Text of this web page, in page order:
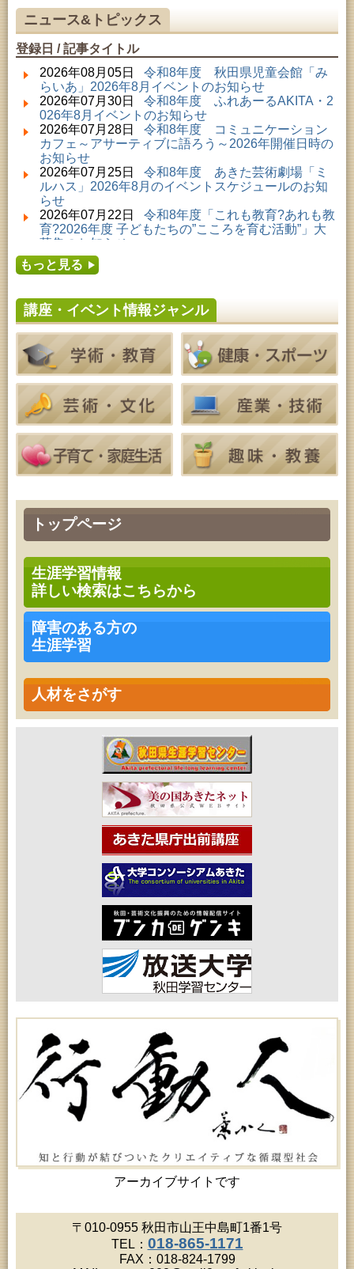
トップページ
生涯学習情報
詳しい検索はこちらから
障害のある方の
生涯学習
人材をさがす
アーカイブサイトです
音と会話を楽しむ朝の図書館
2026年08月01日 ～ 2026年08月23日 (秋田市)
乳幼児・青少年教育「図書館クイズラリー」
2026年08月01日 ～ 2026年09月23日 (秋田市)
おかえりなさい！佐竹本三十六歌仙絵とゆかりの名
品
2026年08月01日 ～ 2026年08月23日 (大館市)
清澄コレクション未公開絵画展
2026年08月01日 ～ 2026年09月23日 (秋田市)
佐竹氏の名宝、雄大なる歴史を想う～武と雅～
2026年08月01日 ～ 2026年08月30日 (秋田市)
乳幼児・青少年教育「夏休み資料展示」
2026年08月01日 ～ 2026年08月25日 (秋田市)
工房雑がみランド2026
2026年08月01日 ～ 2026年08月23日 (秋田市)
子どもの読書活動推進事業「夏休みは図書館へ行こ
う－みんなの読みたい！知りたい！学びたい！をお
2026年08月01日 ～ 2026年08月30日 (秋田市)
成人教育「研修室開放」
特別展「超写実 ホキ美術館名品展」
2026年08月07日 (秋田市)
青少年教育「点字体験教室」
2026年08月07日 (秋田市)
高齢者教育「南星大学」
2026年08月07日 (秋田市)
乳幼児・青少年教育「夏休み子ども講座『マーブル
アートでツリー＆ネックレスを作ってみよう』」
2026年08月08日 (秋田市)
乳幼児・青少年教育「朝のこどもとしょかんタイ
ム」
2026年08月08日 (秋田市)
乳幼児教育「おはなしの会」
乳幼児教育・青少年教育「おりがみの会」
2026年08月08日 (秋田市)
乳幼児教育「フォンテ文庫のおはなし会」
青少年・家庭・成人教育「不思議アートのぞき箱ワ
ークショップ」
2026年08月09日 (秋田市)
青少年・家庭・成人教育「不思議アートのぞき箱ワ
ークショップ」
2026年08月11日 (秋田市)
令和8年度 椎名雄一郎オルガンレクチャーコンサー
ト
2026年08月14日 (秋田市)
成人教育「古文書解読講座」
2026年08月15日 (秋田市)
乳幼児教育「作ってあそぼう工作会『レインボース
ティック』を作ろう！」
2026年08月15日 (秋田市)
乳幼児教育「パンダのえほん修理屋さん」
2026年08月15日 (秋田市)
乳幼児教育・青少年教育「おはなしの会」
2026年08月17日 (秋田市)
家庭教育「わくわく家族講座」
2026年08月17日 (秋田市)
女性教育「ミセスセミナー大住」
2026年08月17日 (秋田市)
高齢者教育「茨島七丁目地区高齢者学級」
2026年08月18日 (秋田市)
高齢者教育「秋田おもと高齢者大学」
2026年08月18日 (秋田市)
女性教育「保戸野女性学級」
2026年08月18日 (秋田市)
高齢者教育「泉地区高齢者学級」
2026年08月18日 (秋田市)
乳幼児・青少年教育「おはなしの会」
2026年08月18日 (秋田市)
乳幼児教育「ペンギン幼児学級」
2026年08月19日 (秋田市)
高齢者教育「北部高齢者大学」
2026年08月19日 (秋田市)
高齢者教育「川尻地区高齢者学級」
2026年08月19日 (秋田市)
女性教育「ひろば女性学級」
2026年08月19日 (秋田市)
成人教育「市民大学講座『佐竹史料館展示資料から
2026年08月20日 (秋田市)
女性教育「女性セミナー『ゆうわ』」
2026年08月20日 (秋田市)
2026年08月20日 (秋田市)
女性教育「八橋ひまわり女性学級」
2026年08月20日 (秋田市)
乳幼児教育「カンガルー乳幼児学級」
ニュース&トピックス
登録日 / 記事タイトル
2026年08月05日 令和8年度 秋田県児童会館「み
らいあ」2026年8月イベントのお知らせ
2026年07月30日 令和8年度 ふれあーるAKITA・2
026年8月イベントのお知らせ
2026年07月28日 令和8年度 コミュニケーション
カフェ～アサーティブに語ろう～2026年開催日時の
お知らせ
2026年07月25日 令和8年度 あきた芸術劇場「ミ
ルハス」2026年8月のイベントスケジュールのお知
らせ
2026年07月22日 令和8年度「これも教育?あれも教
育?2026年度 子どもたちの”こころを育む活動”」大
募集のお知らせ
2026年07月16日
夏休み親子体験教室」募集のお知らせ
らいあ」2026年7月イベントのお知らせ
2026年07月11日令和8年度 あきた芸術劇場「ミ
ルハス」2026年7月のイベントスケジュールのお知
らせ
2026年07月10日令和8年度 株式会社パソナ「キ
ャリアコンサルタント相談」のお知らせ
2026年07月10日令和8年度 株式会社パソナ「キ
ャリア形成リスキリング支援センター」紹介のお知
らせ
もっと見る
講座・イベント情報ジャンル
〒010-0955 秋田市山王中島町1番1号
TEL： 018-865-1171
FAX：018-824-1799